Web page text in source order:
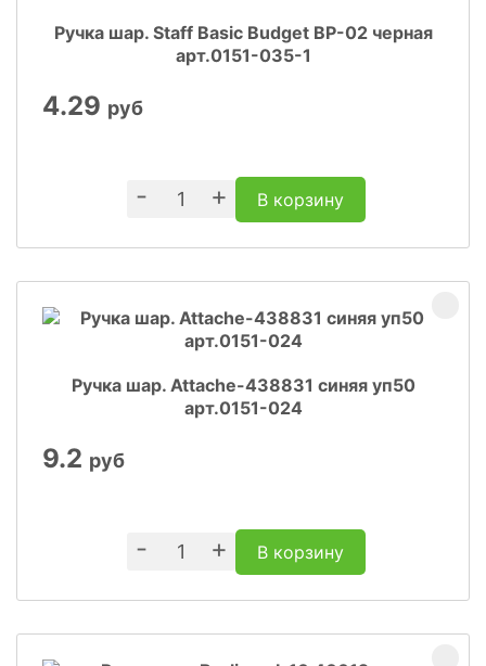
Ручка шар. Staff Basic Budget BP-02 черная
арт.0151-035-1
4.29 руб
- + В корзину
Ручка шар. Attache-438831 синяя уп50
арт.0151-024
9.2 руб
- + В корзину